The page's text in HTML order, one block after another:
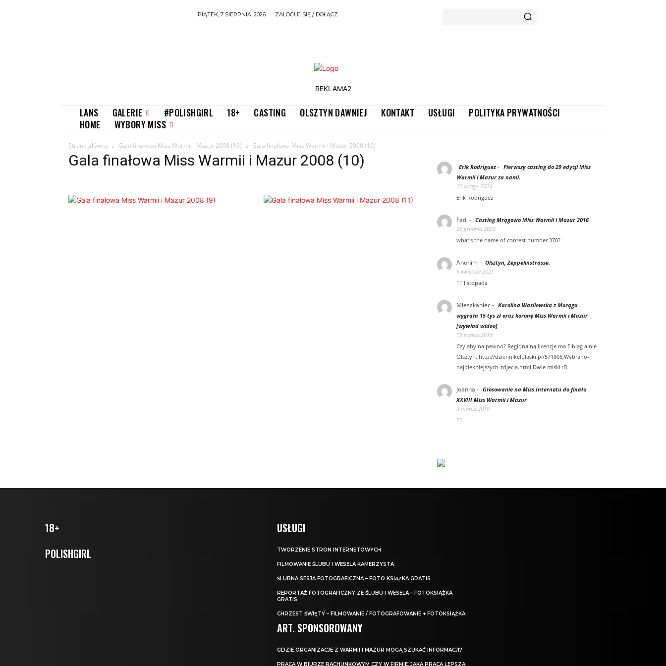
PIĄTEK, 7 SIERPNIA, 2026 ZALOGUJ SIĘ / DOŁĄCZ
REKLAMA2
LANS GALERIE #POLISHGIRL 18+ CASTING OLSZTYN DAWNIEJ KONTAKT USŁUGI
POLITYKA PRYWATNOŚCI
HOME
WYBORY MISS
Strona główna Gala finałowa Miss Warmii i Mazur 2008 (10) Gala finałowa Miss Warmii i Mazur 2008 (10)
Gala finałowa Miss Warmii i Mazur 2008 (10) Erik Rodriguez - Pierwszy casting do 29 edycji Miss
Warmii i Mazur za nami.
12 lutego 2026
Erik Rodriguez
Fadi - Casting Mrągowo Miss Warmii i Mazur 2016
26 grudnia 2023
what's the name of contest number 370?
Anonim- Olsztyn, Zeppelinstrasse.
6 kwietnia 2021
11 listopada
Mieszkaniec- Karolina Wasilewska z Morąga
wygrała 15 tys zł oraz koronę Miss Warmii i Mazur
[wywiad wideo]
19 marca 2019
Czy aby na pewno? Regionalną licencje ma Elbląg a nie
Olsztyn. http://dziennikelblaski.pl/571805,Wybrano-
najpiekniejszych-zdjecia.html Dwie miski :D
Joanna - Głosowanie na Miss Internetu do finału
XXVIII Miss Warmii i Mazur
9 marca 2019
11
18+
POLISHGIRL
USŁUGI
TWORZENIE STRON INTERNETOWYCH
FILMOWANIE ŚLUBU I WESELA KAMERZYSTA
ŚLUBNA SESJA FOTOGRAFICZNA – FOTO KSIĄŻKA GRATIS
REPORTAŻ FOTOGRAFICZNY ZE ŚLUBU I WESELA – FOTOKSIĄŻKA
GRATIS.
CHRZEST ŚWIĘTY – FILMOWANIE / FOTOGRAFOWANIE + FOTOKSIĄŻKA
ART. SPONSOROWANY
GDZIE ORGANIZACJE Z WARMII I MAZUR MOGĄ SZUKAĆ INFORMACJI?
PRACA W BIURZE RACHUNKOWYM CZY W FIRMIE, JAKA PRACA LEPSZA